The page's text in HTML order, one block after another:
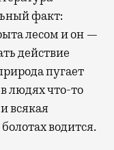
факт:
лесом и он —
действие
пугает
людях что-то
всякая
водится.